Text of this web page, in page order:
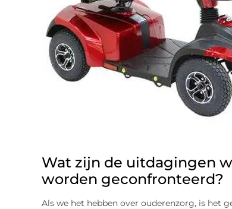
Wat zijn de uitdagingen
worden geconfronteerd?
Als we het hebben over ouderenzorg, is het